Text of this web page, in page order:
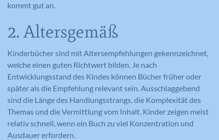
kommt gut an.
2. Altersgemäß
Kinderbücher sind mit Altersempfehlungen gekennzeichnet,
welche einen guten Richtwert bilden. Je nach
Entwicklungsstand des Kindes können Bücher früher oder
später als die Empfehlung relevant sein. Ausschlaggebend
sind die Länge des Handlungsstrangs, die Komplexität des
Themas und die Vermittlung vom Inhalt. Kinder zeigen meist
relativ schnell, wenn ein Buch zu viel Konzentration und
Ausdauer erfordern.